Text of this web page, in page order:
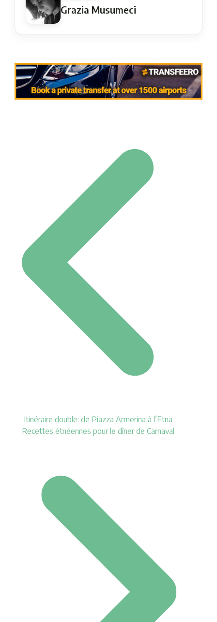
Grazia Musumeci
Itinéraire double: de Piazza Armerina à l’Etna
Recettes étnéennes pour le dîner de Carnaval